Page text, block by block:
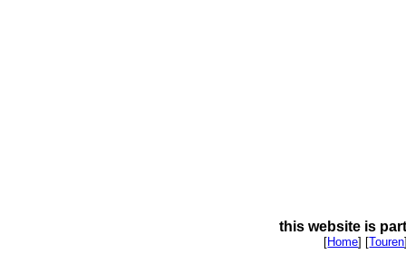
this website is
[Home] [Touren